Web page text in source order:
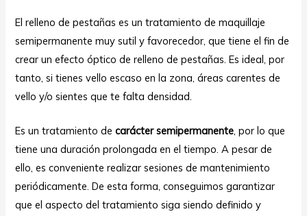
El relleno de pestañas es un tratamiento de maquillaje
semipermanente muy sutil y favorecedor, que tiene el fin de
crear un efecto óptico de relleno de pestañas. Es ideal, por
tanto, si tienes vello escaso en la zona, áreas carentes de
vello y/o sientes que te falta densidad.
Es un tratamiento decarácter semipermanente, por lo que
tiene una duración prolongada en el tiempo. A pesar de
ello, es conveniente realizar sesiones de mantenimiento
periódicamente. De esta forma, conseguimos garantizar
que el aspecto del tratamiento siga siendo definido y